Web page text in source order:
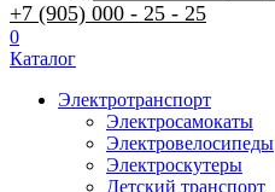
+7 (905) 000 - 25 - 25
0
Каталог
Электротранспорт
Электросамокаты
Электровелосипеды
Электроскутеры
Детский транспорт